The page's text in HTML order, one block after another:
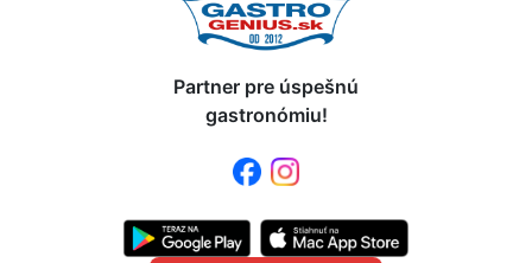
Partner pre úspešnú
gastronómiu!